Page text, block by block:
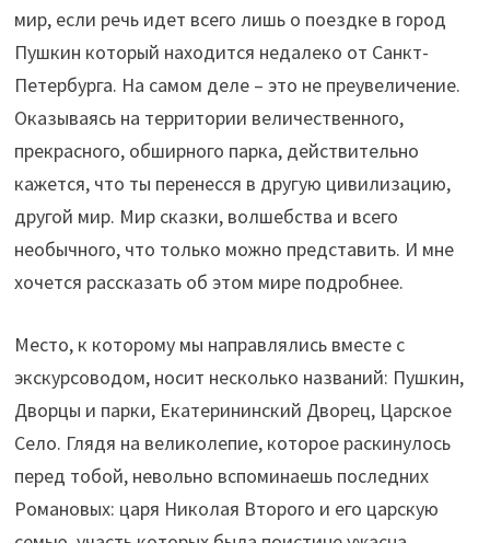
мир, если речь идет всего лишь о поездке в город
Пушкин который находится недалеко от Санкт-
Петербурга. На самом деле – это не преувеличение.
Оказываясь на территории величественного,
прекрасного, обширного парка, действительно
кажется, что ты перенесся в другую цивилизацию,
другой мир. Мир сказки, волшебства и всего
необычного, что только можно представить. И мне
хочется рассказать об этом мире подробнее.
Место, к которому мы направлялись вместе с
экскурсоводом, носит несколько названий: Пушкин,
Дворцы и парки, Екатерининский Дворец, Царское
Село. Глядя на великолепие, которое раскинулось
перед тобой, невольно вспоминаешь последних
Романовых: царя Николая Второго и его царскую